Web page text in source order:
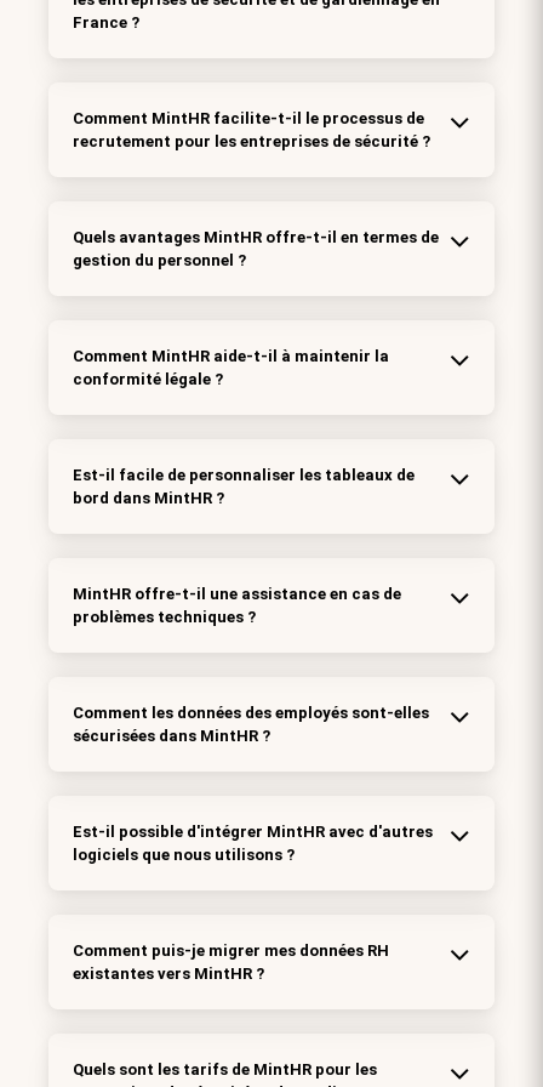
France ?
Comment MintHR facilite-t-il le processus de
recrutement pour les entreprises de sécurité ?
Quels avantages MintHR offre-t-il en termes de
gestion du personnel ?
Comment MintHR aide-t-il à maintenir la
conformité légale ?
Est-il facile de personnaliser les tableaux de
bord dans MintHR ?
MintHR offre-t-il une assistance en cas de
problèmes techniques ?
Comment les données des employés sont-elles
sécurisées dans MintHR ?
Est-il possible d'intégrer MintHR avec d'autres
logiciels que nous utilisons ?
Comment puis-je migrer mes données RH
existantes vers MintHR ?
Quels sont les tarifs de MintHR pour les